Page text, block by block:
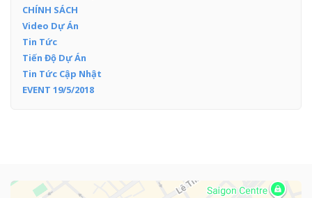
CHÍNH SÁCH
Video Dự Án
Tin Tức
Tiến Độ Dự Án
Tin Tức Cập Nhật
EVENT 19/5/2018